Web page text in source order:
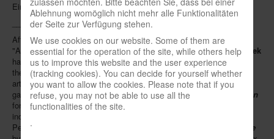
Branchen-/Wirtschaftsnews
Interviews
Crowdfunding
Veranstaltungen-Events
In eigener Sache-On our own behalf
Archivierte Meldungen-News archive
Ein neues Award-Logo wird derzeit noch entworfen.
_____
After "Kennerspiel des Jahres", "Deutscher Spiele Preis" and an
"American Tabletop Award", almost 10,000 users of BoardGameGeek
have voted Elizabeth Hargrave'sWingspan (publisher: Stonemaier)
the best game of 2019. It also took first place in the categories
artwork presentation, card games, family games, innovation, solo
games and strategy games. On top of that theEuropean Expansion
for
Wingspanwas voted the best add-on. Other category winners
include
Pegasus, two-player games),
The Crew: The Quest for Planet Nine
Ablehnung womöglich nicht mehr alle Funktionalitäten
der Seite zur Verfügung stehen.
We use cookies on our website. Some of them are
essential for the operation of the site, while others help
us to improve this website and the user experience
(tracking cookies). You can decide for yourself whether
you want to allow the cookies. Please note that if you
refuse, you may not be able to use all the
functionalities of the site.
.